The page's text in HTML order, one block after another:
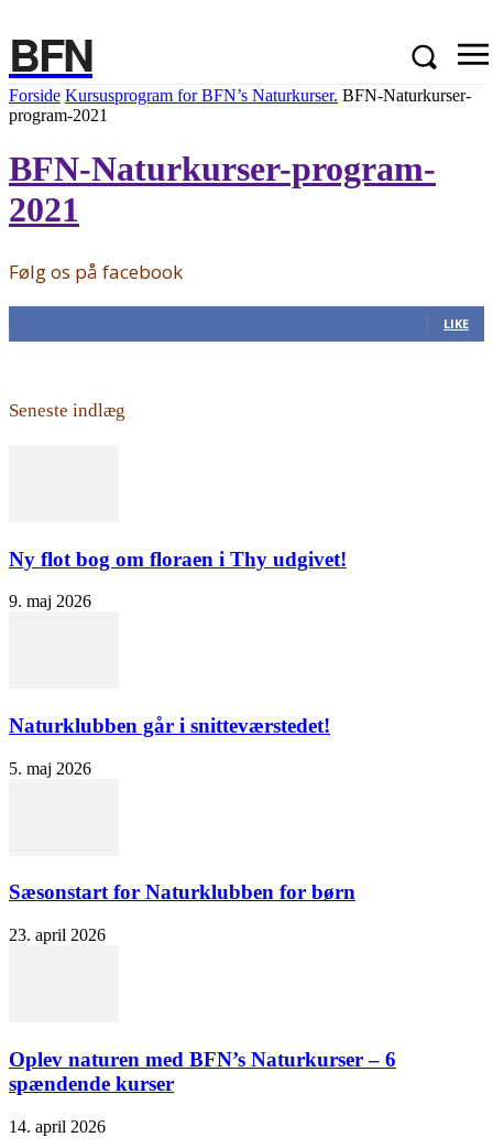
BFN
Forside Kursusprogram for BFN’s Naturkurser. BFN-Naturkurser-
program-2021
BFN-Naturkurser-program-
2021
Følg os på facebook
LIKE
Seneste indlæg
Ny flot bog om floraen i Thy udgivet!
9. maj 2026
Naturklubben går i snitteværstedet!
5. maj 2026
Sæsonstart for Naturklubben for børn
23. april 2026
Oplev naturen med BFN’s Naturkurser – 6
spændende kurser
14. april 2026